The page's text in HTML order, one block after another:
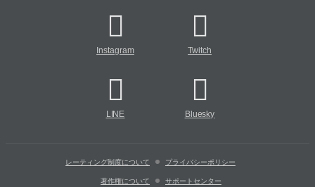
Instagram Twitch
LINE Bluesky
レーティング制度について プライバシーポリシー
著作権について サポートセンター